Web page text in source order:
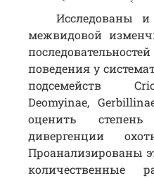
Исследованы
межвидовой
поведения у
подсемейств
Deomyinae,
оценить
дивергенции
Проанализированы
количественные